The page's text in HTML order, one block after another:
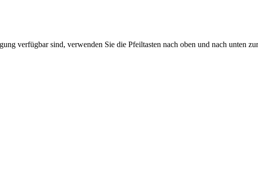
verfügbar sind, verwenden Sie die Pfeiltasten nach oben und nach unten